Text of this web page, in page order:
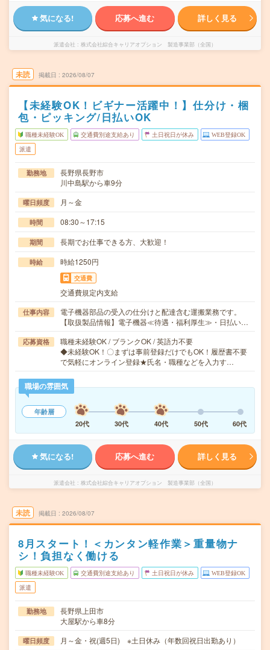
気になる! 応募へ進む 詳しく見る
派遣会社 株式会社綜合キャリアオプション 製造事業部（全国）
未読 掲載日 2026/08/07
【未経験OK！ビギナー活躍中！】仕分け・梱
包・ピッキング/日払いOK
職種未経験OK 交通費別途支給あり 土日祝日が休み WEB登録OK
派遣
勤務地
長野県長野市
川中島駅から車9分
曜日頻度 月～金
時間 08:30～17:15
期間 長期でお仕事できる方、大歓迎！
時給 時給1250円
交通費
交通費規定内支給
仕事内容
電子機器部品の受入の仕分けと配達含む運搬業務です。
【取扱製品情報】電子機器≪待遇・福利厚生≫・日払い…
応募資格
職種未経験OK / ブランクOK / 英語力不要
◆未経験OK！〇まずは事前登録だけでもOK！履歴書不要
で気軽にオンライン登録★氏名・職種などを入力す…
職場の雰囲気
年齢層
20代
30代 40代 50代 60代
気になる! 応募へ進む 詳しく見る
派遣会社 株式会社綜合キャリアオプション 製造事業部（全国）
未読 掲載日 2026/08/07
8月スタート！＜カンタン軽作業＞重量物ナ
シ！負担なく働ける
職種未経験OK 交通費別途支給あり 土日祝日が休み WEB登録OK
派遣
勤務地
長野県上田市
大屋駅から車8分
曜日頻度 月～金・祝(週5日) ※土日休み（年数回祝日出勤あり）